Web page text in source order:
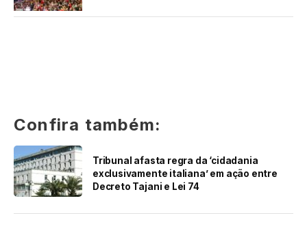
Confira também:
Tribunal afasta regra da ‘cidadania
exclusivamente italiana’ em ação entre
Decreto Tajani e Lei 74